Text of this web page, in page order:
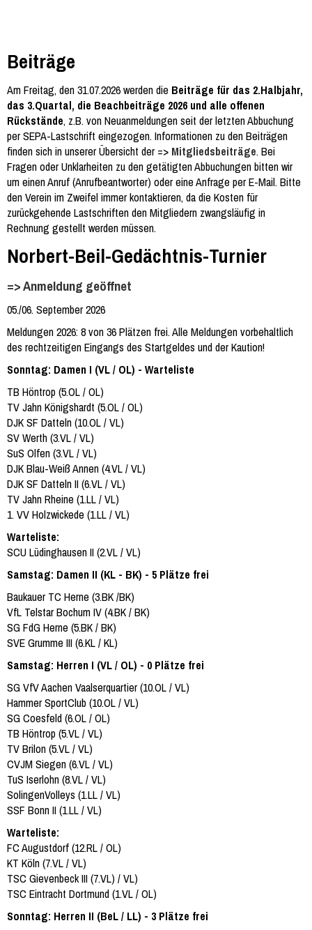
Beiträge
Am Freitag, den 31.07.2026 werden die Beiträge für das 2.Halbjahr,
das 3.Quartal, die Beachbeiträge 2026 und alle offenen
Rückstände, z.B. von Neuanmeldungen seit der letzten Abbuchung
per SEPA-Lastschrift eingezogen. Informationen zu den Beiträgen
finden sich in unserer Übersicht der => Mitgliedsbeiträge. Bei
Fragen oder Unklarheiten zu den getätigten Abbuchungen bitten wir
um einen Anruf (Anrufbeantworter) oder eine Anfrage per E-Mail. Bitte
den Verein im Zweifel immer kontaktieren, da die Kosten für
zurückgehende Lastschriften den Mitgliedern zwangsläufig in
Rechnung gestellt werden müssen.
Norbert-Beil-Gedächtnis-Turnier
=> Anmeldung geöffnet
05./06. September 2026
Meldungen 2026: 8 von 36 Plätzen frei. Alle Meldungen vorbehaltlich
des rechtzeitigen Eingangs des Startgeldes und der Kaution!
Sonntag: Damen I (VL / OL) - Warteliste
TB Höntrop (5.OL / OL)
TV Jahn Königshardt (5.OL / OL)
DJK SF Datteln (10.OL / VL)
SV Werth (3.VL / VL)
SuS Olfen (3.VL / VL)
DJK Blau-Weiß Annen (4.VL / VL)
DJK SF Datteln II (6.VL / VL)
TV Jahn Rheine (1.LL / VL)
1. VV Holzwickede (1.LL / VL)
Warteliste:
SCU Lüdinghausen II (2.VL / VL)
Samstag: Damen II (KL - BK) - 5 Plätze frei
Baukauer TC Herne (3.BK /BK)
VfL Telstar Bochum IV (4.BK / BK)
SG FdG Herne (5.BK / BK)
SVE Grumme III (6.KL / KL)
Samstag: Herren I (VL / OL) - 0 Plätze frei
SG VfV Aachen Vaalserquartier (10.OL / VL)
Hammer SportClub (10.OL / VL)
SG Coesfeld (6.OL / OL)
TB Höntrop (5.VL / VL)
TV Brilon (5.VL / VL)
CVJM Siegen (6.VL / VL)
TuS Iserlohn (8.VL / VL)
SolingenVolleys (1.LL / VL)
SSF Bonn II (1.LL / VL)
Warteliste:
FC Augustdorf (12.RL / OL)
KT Köln (7.VL / VL)
TSC Gievenbeck III (7.VL) / VL)
TSC Eintracht Dortmund (1.VL / OL)
Sonntag: Herren II (BeL / LL) - 3 Plätze frei